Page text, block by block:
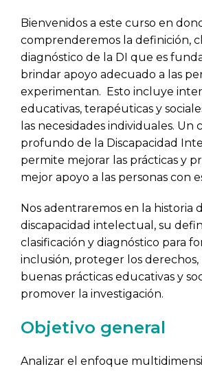
Bienvenidos a este curso en
comprenderemos la definición,
diagnóstico de la DI que es
brindar apoyo adecuado a las
experimentan. Esto incluye
educativas, terapéuticas y
las necesidades individuales. Un
profundo de la Discapacidad
permite mejorar las prácticas y
mejor apoyo a las personas con
Nos adentraremos en la historia
discapacidad intelectual, su
clasificación y diagnóstico para
inclusión, proteger los derechos,
buenas prácticas educativas y
promover la investigación.
Objetivo general
Analizar el enfoque